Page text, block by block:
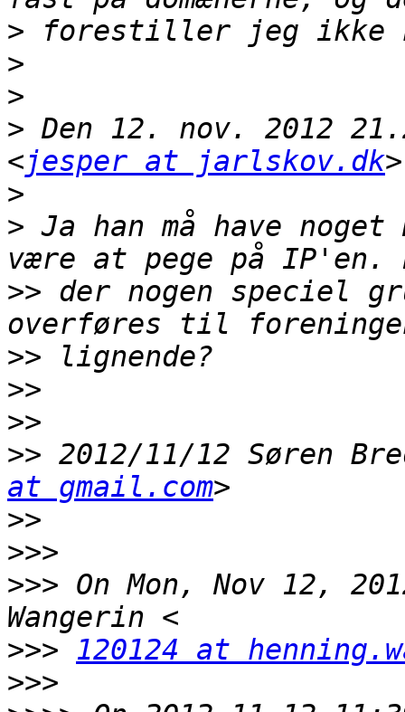
>
>
>
> Den 12. nov. 2012
<jesper at jarlskov.dk
>
> Ja han må have
>> der nogen speciel
>>
>>
>>
>> 2012/11/12 Søren
at gmail.com
>>
>>>
>>> On Mon, Nov 12,
>>>
120124 at
>>>